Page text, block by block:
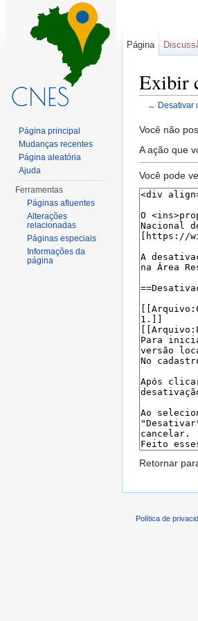
Exibir
← Desativar
Você não
A ação que
Você pode
Retornar
Página
Página principal
Mudanças recentes
Página aleatória
Ajuda
Ferramentas
Páginas afluentes
Alterações
relacionadas
Páginas especiais
Informações da
página
Política de